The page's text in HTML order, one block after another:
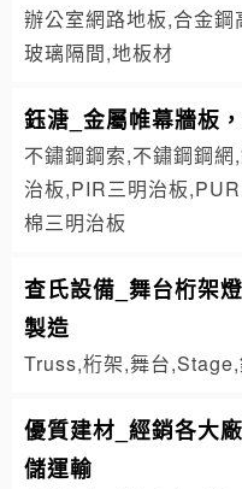
辦公室網路地板,合金
玻璃隔間,地板材
鈺溏_金屬帷幕牆板
不鏽鋼鋼索,不鏽鋼鋼
治板,PIR三明治板
棉三明治板
查氏設備_舞台桁架
製造
Truss,桁架,舞台
優質建材_經銷各大
儲運輸